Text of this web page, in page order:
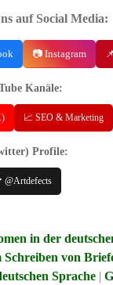
auf Social Media:
📷 Instagram
Kanäle:
📈 SEO & Marketing
Profile:
@Artdefects
in der
von
Sprache |